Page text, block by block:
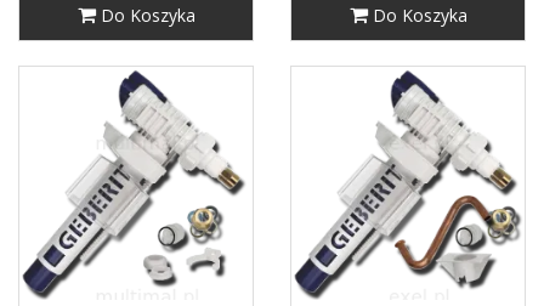
Do Koszyka Do Koszyka